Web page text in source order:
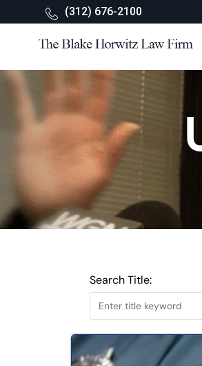
(312) 676-2100
Search Title: